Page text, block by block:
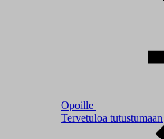
Opoille
Tervetuloa tutustumaan